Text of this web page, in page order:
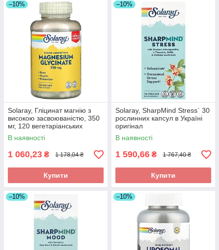
–10%
Solaray, Гліцинат магнію з
високою засвоюваністю, 350
мг, 120 вегетаріанських
капсул в Україні оригінал
В наявності
1 060,23 ₴ 1 178,04 ₴
Купити
–10%
Solaray, SharpMind Stress` 30
рослинних капсул в Україні
оригінал
В наявності
1 590,66 ₴ 1 767,40 ₴
Купити
–10% –10%